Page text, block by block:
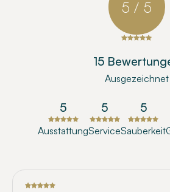
5 / 5
Ausgezeichnet
15
Ausstattung
5
Service
5
Sauberkeit
5